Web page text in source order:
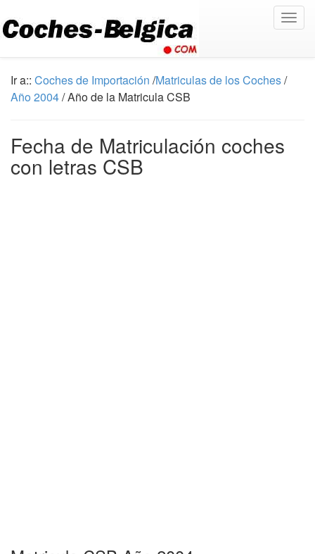
Ir a:: Coches de Importación /Matriculas de los Coches/
Año 2004/ Año de la Matricula CSB
Fecha de Matriculación coches
con letras CSB